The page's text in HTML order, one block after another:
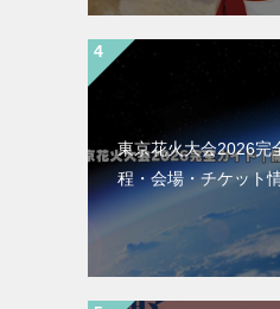
東京花火大会2026完
程・会場・チケット